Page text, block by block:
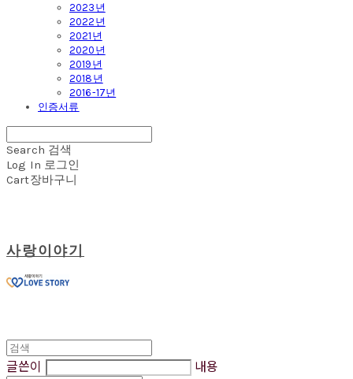
2023년
2022년
2021년
2020년
2019년
2018년
2016-17년
인증서류
Search 검색
Log In 로그인
Cart장바구니
사랑이야기
글쓴이 내용